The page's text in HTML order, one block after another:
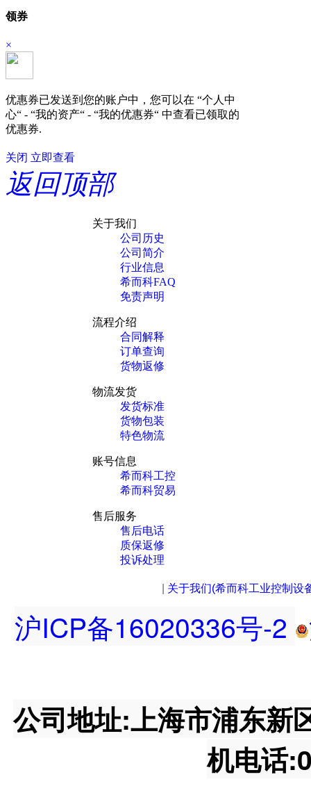
领券
×
优惠券已发送到您的账户中，您可以在 “个人中
心“ - “我的资产“ - “我的优惠券“ 中查看已领取的
优惠券.
关闭 立即查看
返回顶部
关于我们
公司历史
公司简介
行业信息
希而科FAQ
免责声明
流程介绍
合同解释
订单查询
货物返修
物流发货
发货标准
货物包装
特色物流
账号信息
希而科工控
希而科贸易
售后服务
售后电话
质保返修
投诉处理
关于我们(希而科工业控制设
沪ICP备16020336号-2
公司地址:上海市浦东新
机电话